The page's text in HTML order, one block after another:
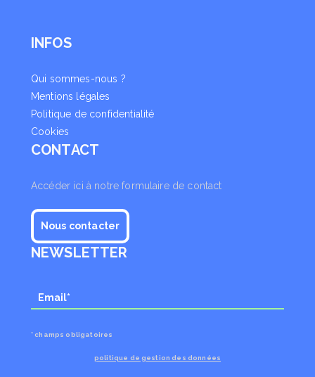
INFOS
Qui sommes-nous ?
Mentions légales
Politique de confidentialité
Cookies
CONTACT
Accéder ici à notre formulaire de contact
Nous contacter
NEWSLETTER
* champs obligatoires
politique de gestion des données